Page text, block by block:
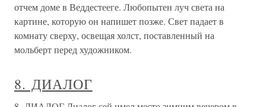
отчем доме в Веддестееге. Любопытен луч света на
картине, которую он напишет позже. Свет падает в
комнату сверху, освещая холст, поставленный на
мольберт перед художником.
8. ДИАЛОГ